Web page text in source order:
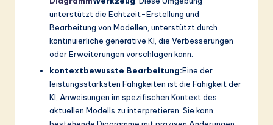
unterstützt die Echtzeit-Erstellung und
Bearbeitung von Modellen, unterstützt durch
kontinuierliche generative KI, die Verbesserungen
oder Erweiterungen vorschlagen kann.
kontextbewusste Bearbeitung:Eine der
leistungsstärksten Fähigkeiten ist die Fähigkeit der
KI, Anweisungen im spezifischen Kontext des
aktuellen Modells zu interpretieren. Sie kann